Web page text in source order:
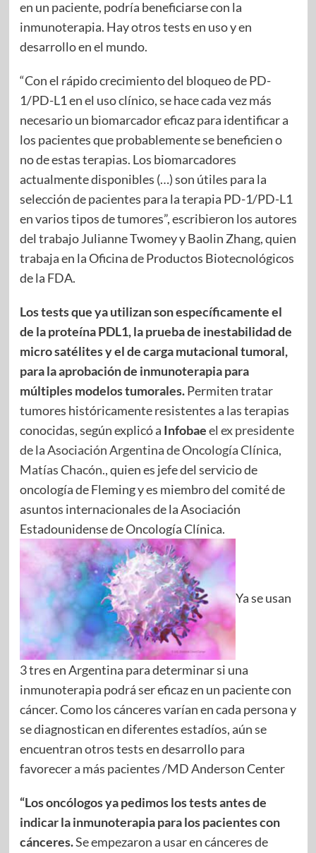
en un paciente, podría beneficiarse con la
inmunoterapia. Hay otros tests en uso y en
desarrollo en el mundo.
“Con el rápido crecimiento del bloqueo de PD-
1/PD-L1 en el uso clínico, se hace cada vez más
necesario un biomarcador eficaz para identificar a
los pacientes que probablemente se beneficien o
no de estas terapias. Los biomarcadores
actualmente disponibles (…) son útiles para la
selección de pacientes para la terapia PD-1/PD-L1
en varios tipos de tumores”, escribieron los autores
del trabajo Julianne Twomey y Baolin Zhang, quien
trabaja en la Oficina de Productos Biotecnológicos
de la FDA.
Los tests que ya utilizan son específicamente el
de la proteína PDL1, la prueba de inestabilidad de
micro satélites y el de carga mutacional tumoral,
para la aprobación de inmunoterapia para
múltiples modelos tumorales.Permiten tratar
tumores históricamente resistentes a las terapias
conocidas, según explicó a Infobaeel ex presidente
de la Asociación Argentina de Oncología Clínica,
Matías Chacón.,quien es jefe del servicio de
oncología de Fleming y es miembro del comité de
asuntos internacionales de la Asociación
Estadounidense de Oncología Clínica.
Ya se usan
3 tres en Argentina para determinar si una
inmunoterapia podrá ser eficaz en un paciente con
cáncer. Como los cánceres varían en cada persona y
se diagnostican en diferentes estadíos, aún se
encuentran otros tests en desarrollo para
favorecer a más pacientes /MD Anderson Center
“Los oncólogos ya pedimos los tests antes de
indicar la inmunoterapia para los pacientes con
cánceres.Se empezaron a usar en cánceres de